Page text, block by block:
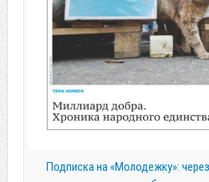
Подписка на «Молодежку»: